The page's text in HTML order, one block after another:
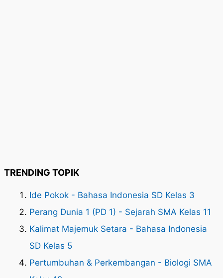
TRENDING TOPIK
Ide Pokok - Bahasa Indonesia SD Kelas 3
Perang Dunia 1 (PD 1) - Sejarah SMA Kelas 11
Kalimat Majemuk Setara - Bahasa Indonesia
SD Kelas 5
Pertumbuhan & Perkembangan - Biologi SMA